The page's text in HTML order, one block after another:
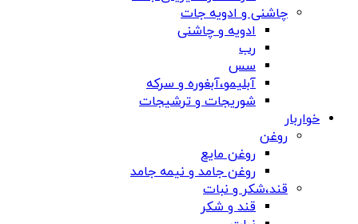
چاشنی و ادویه جات
ادویه و چاشنی
رب
سس
آبلیمو،آبغوره و سرکه
شوریجات و ترشیجات
خواربار
روغن
روغن مایع
روغن جامد و نیمه جامد
قند،شکر و نبات
قند و شکر